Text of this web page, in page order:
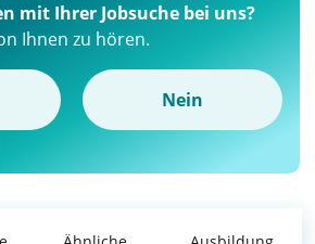
mit Ihrer Jobsuche bei uns?
Ihnen zu hören.
Nein